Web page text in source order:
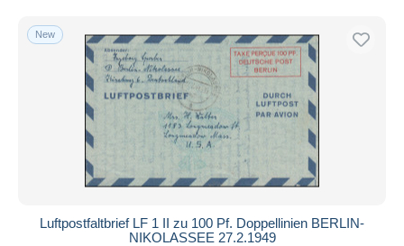
New
Luftpostfaltbrief LF 1 II zu 100 Pf. Doppellinien BERLIN-
NIKOLASSEE 27.2.1949